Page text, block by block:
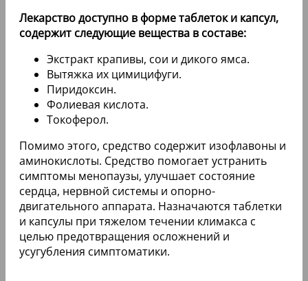
Лекарство доступно в форме таблеток и капсул,
содержит следующие вещества в составе:
Экстракт крапивы, сои и дикого ямса.
Вытяжка их цимицифуги.
Пиридоксин.
Фолиевая кислота.
Токоферол.
Помимо этого, средство содержит изофлавоны и
аминокислоты. Средство помогает устранить
симптомы менопаузы, улучшает состояние
сердца, нервной системы и опорно-
двигательного аппарата. Назначаются таблетки
и капсулы при тяжелом течении климакса с
целью предотвращения осложнений и
усугубления симптоматики.